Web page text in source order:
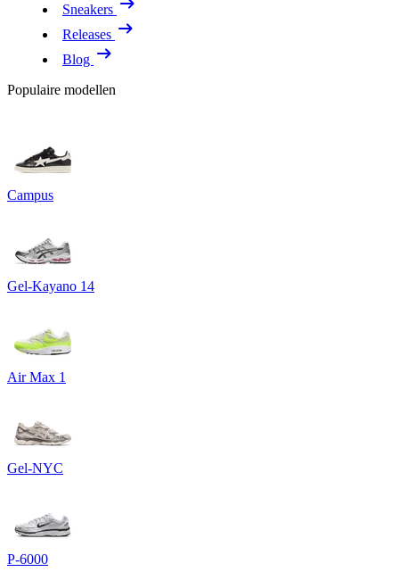
Sneakers
Releases
Blog
Populaire modellen
Campus
Gel-Kayano 14
Air Max 1
Gel-NYC
P-6000